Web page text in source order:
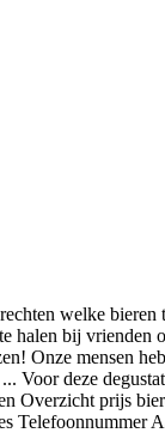
welke bieren
halen bij
Onze mensen
deze
Overzicht prijs
Telefoonnummer